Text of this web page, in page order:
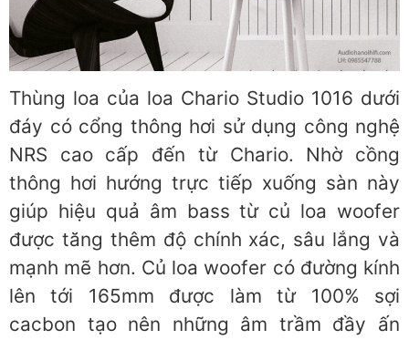
Thùng loa của loa Chario Studio 1016 dưới
đáy có cổng thông hơi sử dụng công nghệ
NRS cao cấp đến từ Chario. Nhờ cồng
thông hơi hướng trực tiếp xuống sàn này
giúp hiệu quả âm bass từ củ loa woofer
được tăng thêm độ chính xác, sâu lắng và
mạnh mẽ hơn. Củ loa woofer có đường kính
lên tới 165mm được làm từ 100% sợi
cacbon tạo nên những âm trầm đầy ấn